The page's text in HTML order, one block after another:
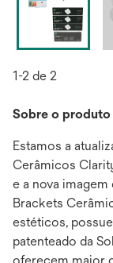
1-2 de 2
Sobre o produto
Estamos a
Cerâmicos
e a nova imagem
Brackets
estéticos,
patenteado da